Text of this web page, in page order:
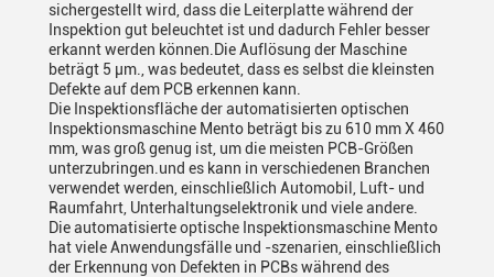
sichergestellt wird, dass die Leiterplatte während der
Inspektion gut beleuchtet ist und dadurch Fehler besser
erkannt werden können.Die Auflösung der Maschine
beträgt 5 μm., was bedeutet, dass es selbst die kleinsten
Defekte auf dem PCB erkennen kann.
Die Inspektionsfläche der automatisierten optischen
Inspektionsmaschine Mento beträgt bis zu 610 mm X 460
mm, was groß genug ist, um die meisten PCB-Größen
unterzubringen.und es kann in verschiedenen Branchen
verwendet werden, einschließlich Automobil, Luft- und
Raumfahrt, Unterhaltungselektronik und viele andere.
Die automatisierte optische Inspektionsmaschine Mento
hat viele Anwendungsfälle und -szenarien, einschließlich
der Erkennung von Defekten in PCBs während des